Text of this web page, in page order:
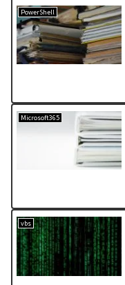
PowerShell
Microsoft365
vbs